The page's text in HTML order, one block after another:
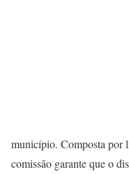
município. Composta por
comissão garante que o